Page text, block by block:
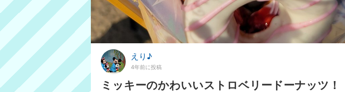
えり♪
4年前に投稿
ミッキーのかわいいストロベリードーナッツ！